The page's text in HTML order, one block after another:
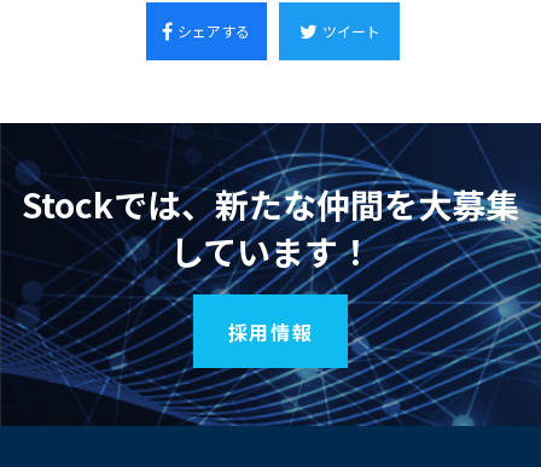
シェアする ツイート
Stockでは、新たな仲間を大募集
しています！
採用情報